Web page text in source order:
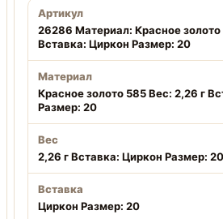
Артикул
26286 Материал: Красное золото
Вставка: Циркон Размер: 20
Материал
Красное золото 585 Вес: 2,26 г
Размер: 20
Вес
2,26 г Вставка: Циркон Размер: 20
Вставка
Циркон Размер: 20